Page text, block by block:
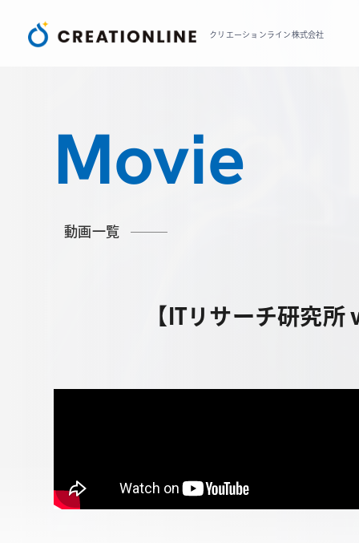
クリエーションライン株式会社
Movie
動画一覧
【ITリサーチ研究